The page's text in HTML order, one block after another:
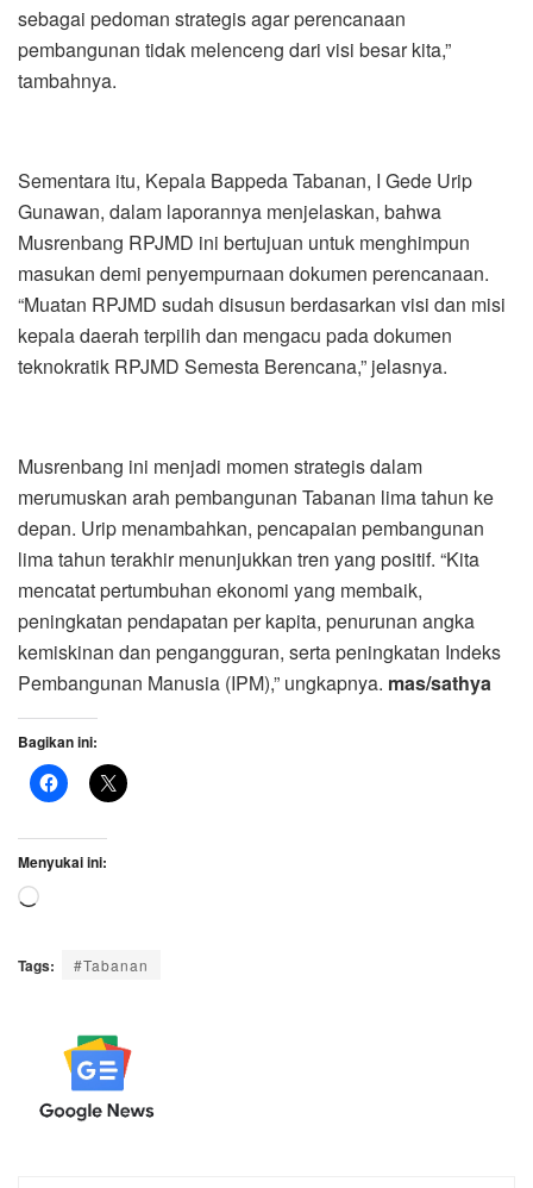
sebagai pedoman strategis agar perencanaan
pembangunan tidak melenceng dari visi besar kita,”
tambahnya.
Sementara itu, Kepala Bappeda Tabanan, I Gede Urip
Gunawan, dalam laporannya menjelaskan, bahwa
Musrenbang RPJMD ini bertujuan untuk menghimpun
masukan demi penyempurnaan dokumen perencanaan.
“Muatan RPJMD sudah disusun berdasarkan visi dan misi
kepala daerah terpilih dan mengacu pada dokumen
teknokratik RPJMD Semesta Berencana,” jelasnya.
Musrenbang ini menjadi momen strategis dalam
merumuskan arah pembangunan Tabanan lima tahun ke
depan. Urip menambahkan, pencapaian pembangunan
lima tahun terakhir menunjukkan tren yang positif. “Kita
mencatat pertumbuhan ekonomi yang membaik,
peningkatan pendapatan per kapita, penurunan angka
kemiskinan dan pengangguran, serta peningkatan Indeks
Pembangunan Manusia (IPM),” ungkapnya. mas/sathya
Bagikan ini:
Menyukai ini:
Memuat...
Tags: #Tabanan